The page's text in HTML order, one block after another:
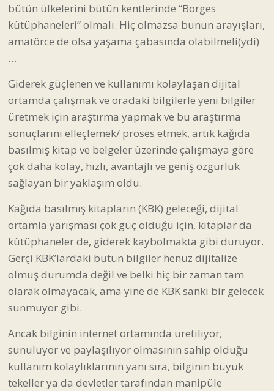
bütün ülkelerini bütün kentlerinde “Borges
kütüphaneleri” olmalı. Hiç olmazsa bunun arayışları,
amatörce de olsa yaşama çabasında olabilmeli(ydi)
…
Giderek güçlenen ve kullanımı kolaylaşan dijital
ortamda çalışmak ve oradaki bilgilerle yeni bilgiler
üretmek için araştırma yapmak ve bu araştırma
sonuçlarını elleçlemek/ proses etmek, artık kağıda
basılmış kitap ve belgeler üzerinde çalışmaya göre
çok daha kolay, hızlı, avantajlı ve geniş özgürlük
sağlayan bir yaklaşım oldu.
Kağıda basılmış kitapların (KBK) geleceği, dijital
ortamla yarışması çok güç olduğu için, kitaplar da
kütüphaneler de, giderek kaybolmakta gibi duruyor.
Gerçi KBK’lardaki bütün bilgiler henüz dijitalize
olmuş durumda değil ve belki hiç bir zaman tam
olarak olmayacak, ama yine de KBK sanki bir gelecek
sunmuyor gibi.
Ancak bilginin internet ortamında üretiliyor,
sunuluyor ve paylaşılıyor olmasının sahip olduğu
kullanım kolaylıklarının yanı sıra, bilginin büyük
tekeller ya da devletler tarafından manipüle